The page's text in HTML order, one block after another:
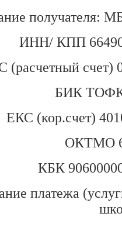
ИНН/ КПП
(расчетный счет)
БИК ТОФК
ЕКС (кор.счет)
ОКТМО
КБК
платежа